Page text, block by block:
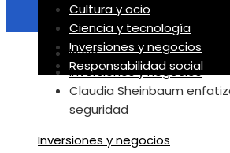
Cultura y ocio
Ciencia y tecnología
Inversiones y negocios
Responsabilidad social
Inicio
Inversiones y negocios
Claudia Sheinbaum
seguridad
Inversiones y negocios